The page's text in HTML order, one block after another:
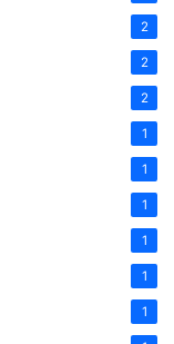
2
2
2
1
1
1
1
1
1